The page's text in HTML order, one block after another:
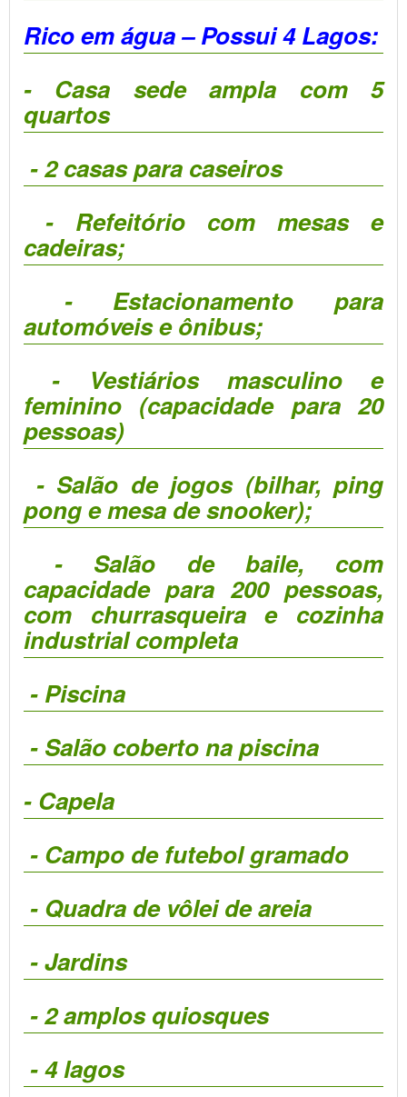
Rico em água – Possui 4 Lagos:
- Casa sede ampla com 5
quartos
- 2 casas para caseiros
- Refeitório com mesas e
cadeiras;
- Estacionamento para
automóveis e ônibus;
- Vestiários masculino e
feminino (capacidade para 20
pessoas)
- Salão de jogos (bilhar, ping
pong e mesa de snooker);
- Salão de baile, com
capacidade para 200 pessoas,
com churrasqueira e cozinha
industrial completa
- Piscina
- Salão coberto na piscina
- Capela
- Campo de futebol gramado
- Quadra de vôlei de areia
- Jardins
- 2 amplos quiosques
- 4 lagos